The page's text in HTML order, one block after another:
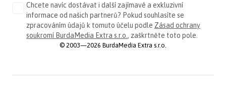
Chcete navíc dostávat i další zajímavé a exkluzivní
informace od našich partnerů? Pokud souhlasíte se
zpracováním údajů k tomuto účelu podle Zásad ochrany
soukromí BurdaMedia Extra s.r.o. , zaškrtněte toto pole.
© 2003—2026 BurdaMedia Extra s.r.o.